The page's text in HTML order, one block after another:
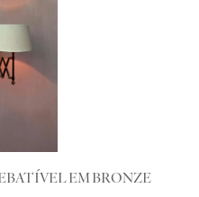
EM BRONZE